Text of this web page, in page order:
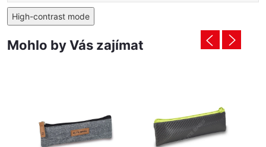
High-contrast mode
Mohlo by Vás zajímat